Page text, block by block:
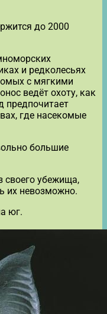
до 2000
и редколесьях
с мягкими
ведёт охоту, как
предпочитает
где насекомые
большие
своего убежища,
их невозможно.
юг.